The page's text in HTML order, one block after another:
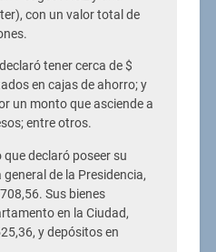
con un valor total de
tener cerca de $
en cajas de ahorro; y
un monto que asciende a
entre otros.
declaró poseer su
de la Presidencia,
Sus bienes
en la Ciudad,
y depósitos en